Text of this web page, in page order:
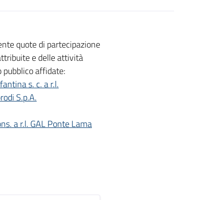
quote di partecipazione
e delle attività
affidate:
s. c. a r.l.
S.p.A.
a r.l. GAL Ponte Lama